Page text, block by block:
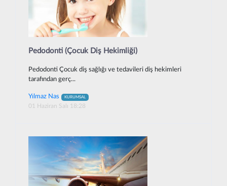
Pedodonti (Çocuk Diş Hekimliği)
Pedodonti Çocuk diş sağlığı ve tedavileri diş hekimleri
tarafından gerç...
Yılmaz Nas KURUMSAL
01 Haziran Salı 18:28